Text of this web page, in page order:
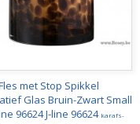
met Stop Spikkel
Glas Bruin-Zwart Small
96624 J-line 96624 karafs-